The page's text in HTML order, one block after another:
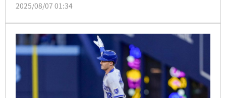
波7連勝的氣勢遭砍斷。
2025/08/07 01:34